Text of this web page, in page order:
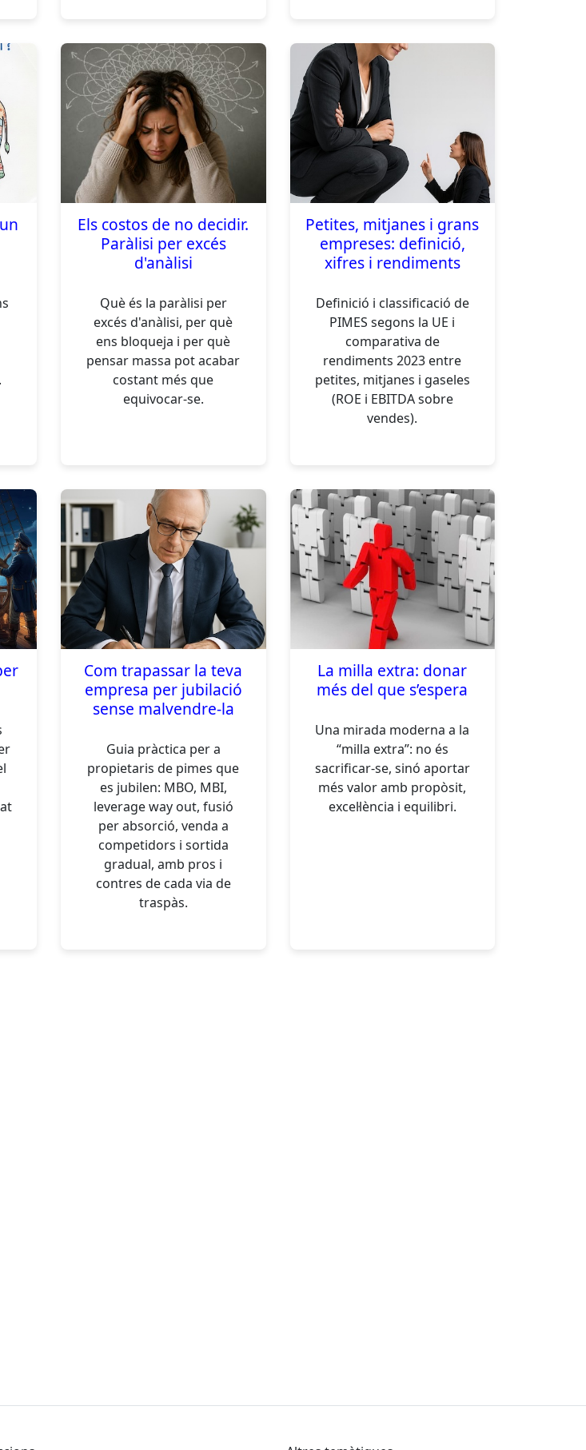
Els costos de no decidir.
Paràlisi per excés
d'anàlisi
Què és la paràlisi per
excés d'anàlisi, per què
ens bloqueja i per què
pensar massa pot acabar
costant més que
equivocar-se.
Petites, mitjanes i grans
empreses: definició,
xifres i rendiments
Definició i classificació de
PIMES segons la UE i
comparativa de
rendiments 2023 entre
petites, mitjanes i gaseles
(ROE i EBITDA sobre
vendes).
Com trapassar la teva
empresa per jubilació
sense malvendre-la
Guia pràctica per a
propietaris de pimes que
es jubilen: MBO, MBI,
leverage way out, fusió
per absorció, venda a
competidors i sortida
gradual, amb pros i
contres de cada via de
traspàs.
La milla extra: donar
més del que s’espera
Una mirada moderna a la
“milla extra”: no és
sacrificar-se, sinó aportar
més valor amb propòsit,
excel·lència i equilibri.